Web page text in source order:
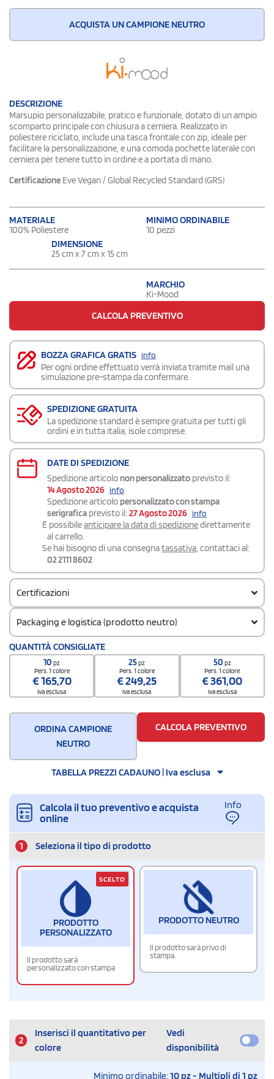
ACQUISTA UN CAMPIONE NEUTRO
DESCRIZIONE
Marsupio personalizzabile, pratico e funzionale, dotato di un ampio
scomparto principale con chiusura a cerniera. Realizzato in
poliestere riciclato, include una tasca frontale con zip, ideale per
facilitare la personalizzazione, e una comoda pochette laterale con
cerniera per tenere tutto in ordine e a portata di mano.
Certificazione Eve Vegan / Global Recycled Standard (GRS)
MATERIALE
100% Poliestere
MINIMO ORDINABILE
10 pezzi
DIMENSIONE
25 cm x 7 cm x 15 cm
MARCHIO
Ki-Mood
CALCOLA PREVENTIVO
BOZZA GRAFICA GRATIS info
Per ogni ordine effettuato verrà inviata tramite mail una
simulazione pre-stampa da confermare.
SPEDIZIONE GRATUITA
La spedizione standard è sempre gratuita per tutti gli
ordini e in tutta italia, isole comprese.
DATE DI SPEDIZIONE
Spedizione articolo non personalizzato previsto il:
14 Agosto 2026 info
Spedizione articolo personalizzato con stampa
serigrafica previsto il: 27 Agosto 2026 info
É possibileanticipare la data di spedizionedirettamente
al carrello.
Se hai bisogno di una consegnatassativa, contattaci al:
02 2111 8602
Certificazioni
Packaging e logistica (prodotto neutro)
Codice doganale
42029298
QUANTITÀ CONSIGLIATE
10pz
Pers. 1 colore
€165,70
iva esclusa
25pz
Pers. 1 colore
€249,25
iva esclusa
50 pz
Pers. 1 colore
€361,00
iva esclusa
ORDINA CAMPIONE
NEUTRO
CALCOLA PREVENTIVO
TABELLA PREZZI CADAUNO | Iva esclusa
Calcola il tuo preventivo e acquista
online
Info
1 Seleziona il tipo di prodotto
PRODOTTO
PERSONALIZZATO
Il prodotto sarà
personalizzato con stampa
SCELTO
PRODOTTO NEUTRO
Il prodotto sarà privo di
stampa.
2
Inserisci il quantitativo per
colore
Vedi
disponibilità
Minimo ordinabile:10 pz - Multipli di 1 pz